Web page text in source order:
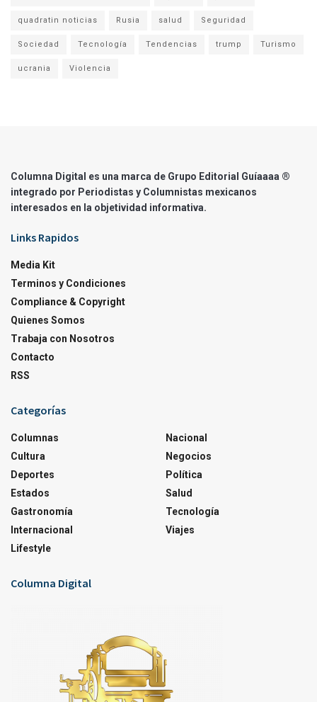
quadratin noticias Rusia salud Seguridad
Sociedad Tecnología Tendencias trump Turismo
ucrania Violencia
Columna Digital es una marca de Grupo Editorial Guíaaaa ®
integrado por Periodistas y Columnistas mexicanos
interesados en la objetividad informativa.
Links Rapidos
Media Kit
Terminos y Condiciones
Compliance & Copyright
Quienes Somos
Trabaja con Nosotros
Contacto
RSS
Categorías
Columnas
Cultura
Deportes
Estados
Gastronomía
Internacional
Lifestyle
Nacional
Negocios
Política
Salud
Tecnología
Viajes
Columna Digital